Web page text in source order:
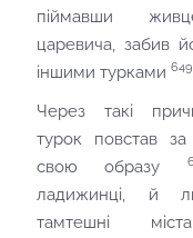
піймавши
царевича, забив
іншими турками 649
Через такі
турок повстав
свою образу
ладижинці, й
тамтешні